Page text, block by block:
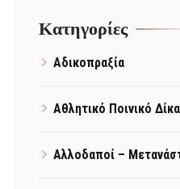
Kατηγορίες
Αδικοπραξία
Αθλητικό Ποινικό
Αλλοδαποί –